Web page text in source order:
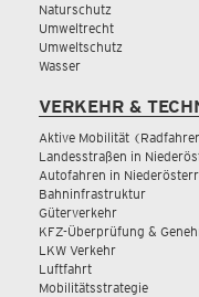
Naturschutz
Umweltrecht
Umweltschutz
Wasser
VERKEHR &
Aktive Mobilität
Landesstraßen in
Autofahren in
Bahninfrastruktur
Güterverkehr
KFZ-Überprüfung &
LKW Verkehr
Luftfahrt
Mobilitätsstrategie